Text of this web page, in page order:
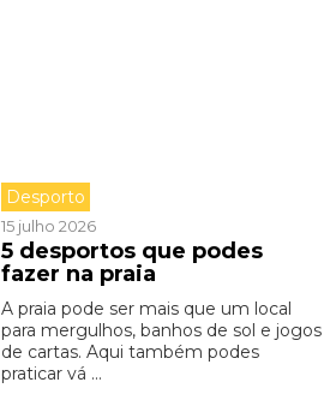
Desporto
15 julho 2026
5 desportos que podes
fazer na praia
A praia pode ser mais que um local
para mergulhos, banhos de sol e jogos
de cartas. Aqui também podes
praticar vá ...